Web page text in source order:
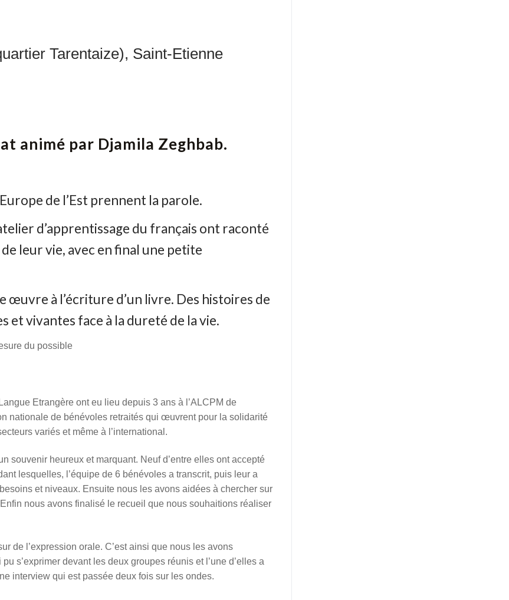
Tarentaize), Saint-Etienne
animé par Djamila Zeghbab.
de l’Est prennent la parole.
d’apprentissage du français ont raconté
leur vie, avec en final une petite
œuvre à l’écriture d’un livre. Des histoires de
vivantes face à la dureté de la vie.
du possible
Etrangère ont eu lieu depuis 3 ans à l’ALCPM de
nationale de bénévoles retraités qui œuvrent pour la solidarité
variés et même à l’international.
souvenir heureux et marquant. Neuf d’entre elles ont accepté
lesquelles, l’équipe de 6 bénévoles a transcrit, puis leur a
et niveaux. Ensuite nous les avons aidées à chercher sur
nous avons finalisé le recueil que nous souhaitions réaliser
de l’expression orale. C’est ainsi que nous les avons
s’exprimer devant les deux groupes réunis et l’une d’elles a
interview qui est passée deux fois sur les ondes.